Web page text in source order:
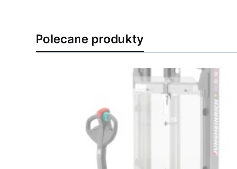
Polecane produkty